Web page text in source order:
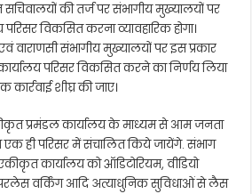
की तर्ज पर संभागीय मुख्यालयों पर
विकसित करना व्यावहारिक होगा।
वाराणसी संभागीय मुख्यालयों पर इस प्रकार
परिसर विकसित करने का निर्णय लिया
शीघ्र की जाए।
प्रमंडल कार्यालय के माध्यम से आम जनता
एक ही परिसर में संचालित किये जायेंगे. संभाग
कार्यालय को ऑडिटोरियम, वीडियो
वर्किंग आदि अत्याधुनिक सुविधाओं से लैस